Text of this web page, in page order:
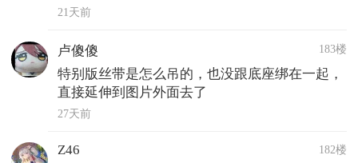
21天前
卢傻傻 183楼
特别版丝带是怎么吊的，也没跟底座绑在一起，
直接延伸到图片外面去了
27天前
Z46 182楼